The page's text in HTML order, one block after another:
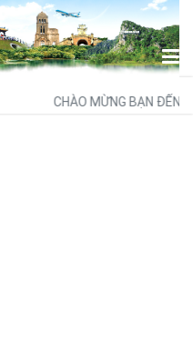
CHÀO MỪNG BẠN ĐẾN